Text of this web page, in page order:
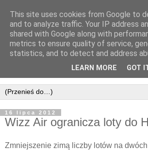
16 lipca 2012
Wizz Air ogranicza loty do
Zmniejszenie zimą liczby lotów na
This site uses cookies from Google to
and to analyze traffic. Your IP address
shared with Google along with
metrics to ensure quality of service,
statistics, and to detect and address
LEARN MORE GOT